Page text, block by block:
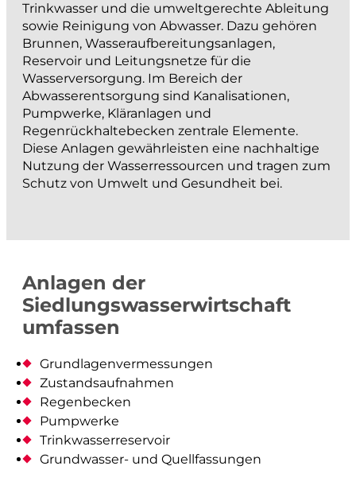
Anlagen der Siedlungswasserwirtschaft
Wasserbau
Güterwege, Drainagen und Bewässerung
BIM
messen und dokumentieren
Katasternachführung
Architektur- und Objektvermessung
Werkinformationen
Abflussmessungen
prüfen und kontrollieren
Baurecht
Baupolizei
Trinkwasser und die umweltgerechte Ableitung
sowie Reinigung von Abwasser. Dazu gehören
Brunnen, Wasseraufbereitungsanlagen,
Reservoir und Leitungsnetze für die
Wasserversorgung. Im Bereich der
Abwasserentsorgung sind Kanalisationen,
Pumpwerke, Kläranlagen und
Regenrückhaltebecken zentrale Elemente.
Diese Anlagen gewährleisten eine nachhaltige
Nutzung der Wasserressourcen und tragen zum
Schutz von Umwelt und Gesundheit bei.
Anlagen der
Siedlungswasserwirtschaft
umfassen
Grundlagenvermessungen
Zustandsaufnahmen
Regenbecken
Pumpwerke
Trinkwasserreservoir
Grundwasser- und Quellfassungen